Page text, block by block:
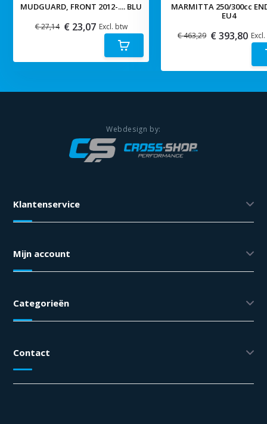
MUDGUARD, FRONT 2012-.... BLU
€ 27,14 € 23,07 Excl. btw
MARMITTA 250/300cc
EU4
€ 463,29 € 393,80
Klantenservice
Mijn account
Categorieën
Contact